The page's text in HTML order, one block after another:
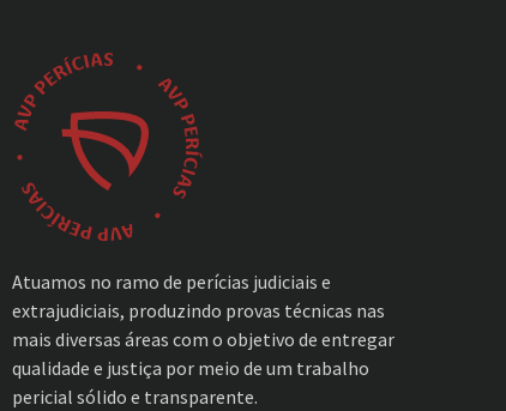
Atuamos no ramo de perícias judiciais e
extrajudiciais, produzindo provas técnicas nas
mais diversas áreas com o objetivo de entregar
qualidade e justiça por meio de um trabalho
pericial sólido e transparente.